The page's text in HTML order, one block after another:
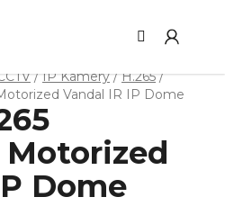
/ IP Kamery / H.265 /
Vandal IR IP Dome
Motorized
Dome